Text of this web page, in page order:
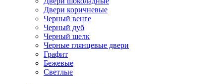
Двери коричневые
Черный венге
Черный дуб
Черный шелк
Черные глянцевые двери
Графит
Бежевые
Светлые